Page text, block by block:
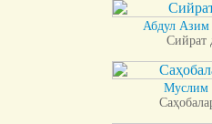
Абдул Азим
Сийрат
Муслим